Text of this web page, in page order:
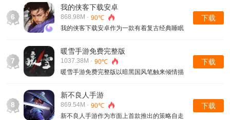
轻玩家的喜欢，我的御剑日记解锁版告别了传
统形式的修真玩法，采用了创新的修真之旅体
验，挂机离线.......
6
我的侠客下载安卓
868.98M · 90℃
我的侠客下载安卓作为一款有着复古经典睡眠
载安卓这里的玩家耳目一新眼前一亮。成全了
一众玩家梦寐以求的江湖探索梦，人人都可以
从中解锁得.......
下载
7
暖雪手游免费完整版
1037.38M · 90℃
暖雪手游免费完整版以暗黑国风笔触来倾情描
可供玩家一一选择，具有极高的自由度每一位
玩家都能感受千万种搭配组合形式，酣畅淋漓
怎一个爽字.......
下载
8
新不良人手游
869.54M · 90℃
新不良人手游作为市面上首款推出的策略自走
下载